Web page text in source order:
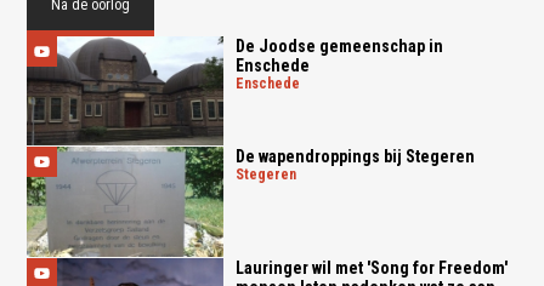
Na de oorlog
De Joodse gemeenschap in
Enschede
enschede
De wapendroppings bij Stegeren
stegeren
Lauringer wil met 'Song for Freedom'